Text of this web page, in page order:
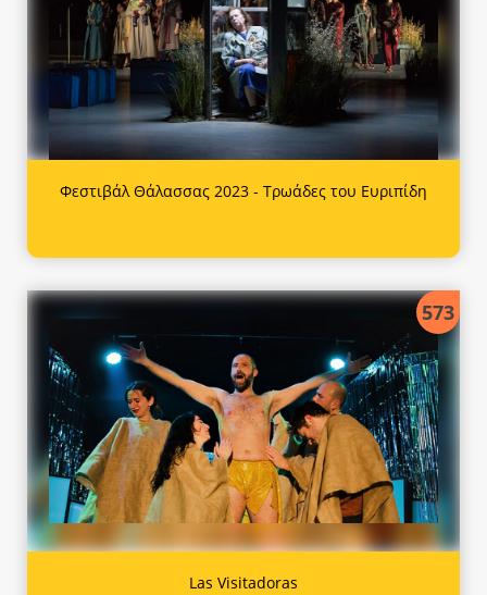
Φεστιβάλ Θάλασσας 2023 - Τρωάδες του Ευριπίδη
573
Las Visitadoras